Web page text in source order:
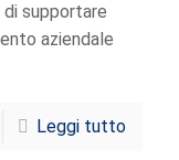
supportare
aziendale
Leggi tutto